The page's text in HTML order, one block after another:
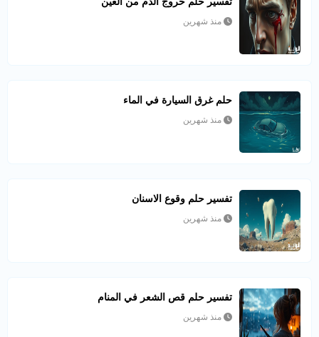
منذ شهرين
حلم غرق السيارة في الماء
منذ شهرين
تفسير حلم وقوع الاسنان
منذ شهرين
تفسير حلم قص الشعر في المنام
منذ شهرين